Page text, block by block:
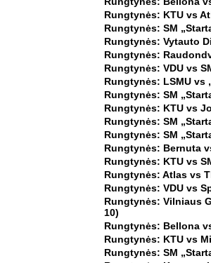
Rungtynės: KTU vs
Rungtynės: SM
Rungtynės: Vytauto
Rungtynės:
Rungtynės: VDU vs
Rungtynės: LSMU vs
Rungtynės: SM
Rungtynės: KTU vs
Rungtynės: SM
Rungtynės: SM
Rungtynės: Bernuta
Rungtynės: KTU vs
Rungtynės: Atlas vs
Rungtynės: VDU vs
Rungtynės: Vilniaus
10)
Rungtynės: Bellona
Rungtynės: KTU vs
Rungtynės: SM